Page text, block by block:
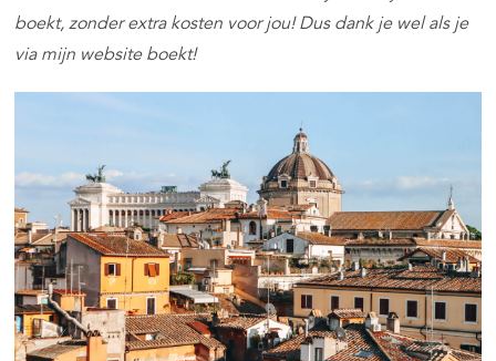
boekt, zonder extra kosten voor jou! Dus dank je wel als je
via mijn website boekt!